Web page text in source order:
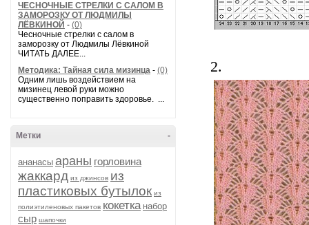
ЧЕСНОЧНЫЕ СТРЕЛКИ С САЛОМ В
ЗАМОРОЗКУ ОТ ЛЮДМИЛЫ
ЛЁВКИНОЙ - (0)
Чесночные стрелки с салом в
заморозку от Людмилы Лёвкиной
ЧИТАТЬ ДАЛЕЕ...
Методика: Тайная сила мизинца - (0)
Одним лишь воздействием на
мизинец левой руки можно
существенно поправить здоровье. ...
-
Метки
ананасы араны горловина
жаккард из джинсов из
пластиковых бутылок из
полиэтиленовых пакетов кокетка набор
сыр шапочки
2.